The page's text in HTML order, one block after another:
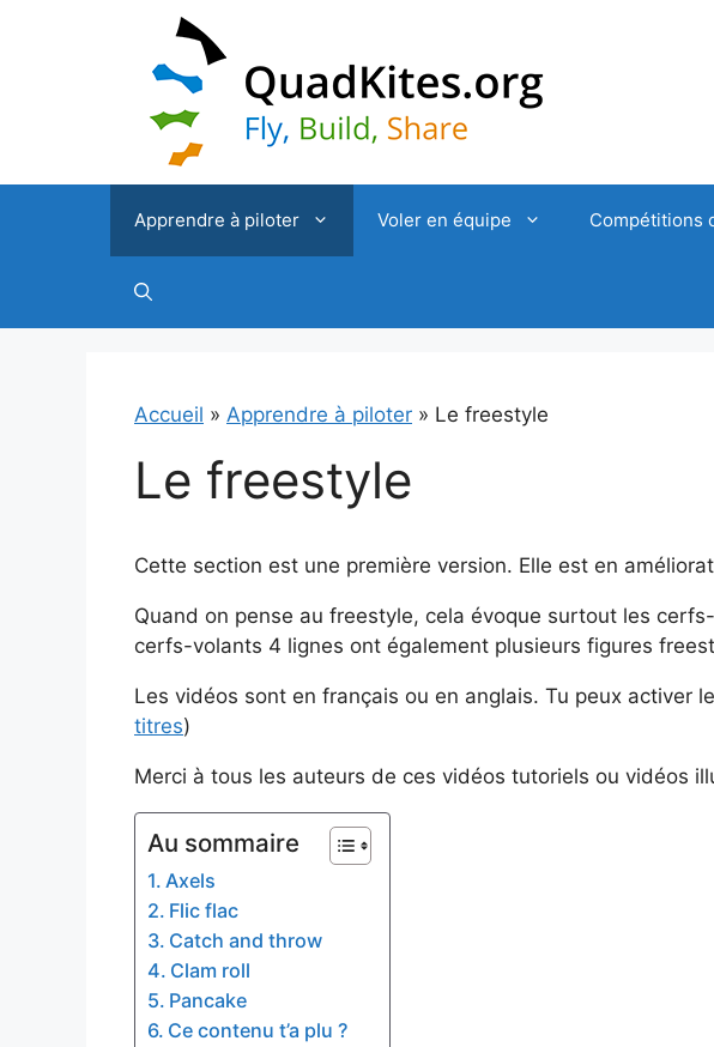
Apprendre à piloter Voler en équipe Compétitions
Accueil » Apprendre à piloter » Le freestyle
Le freestyle
Cette section est une première version. Elle est en
Quand on pense au freestyle, cela évoque surtout les
cerfs-volants 4 lignes ont également plusieurs figures
Les vidéos sont en français ou en anglais. Tu peux activer
titres)
Merci à tous les auteurs de ces vidéos tutoriels ou vidéos
Au sommaire
Axels
Flic flac
Catch and throw
Clam roll
Pancake
Ce contenu t’a plu ?